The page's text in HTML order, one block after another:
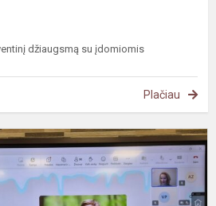
džiaugsmą su įdomiomis
Plačiau